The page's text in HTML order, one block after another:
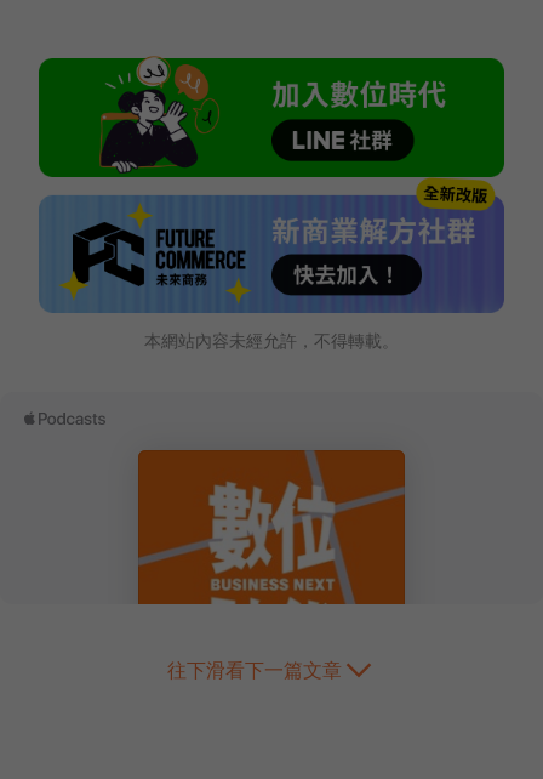
本網站內容未經允許，不得轉載。
往下滑看下一篇文章